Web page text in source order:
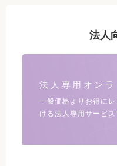
法人
法人専用オン
一般価格よりお得に
ける法人専用サービス